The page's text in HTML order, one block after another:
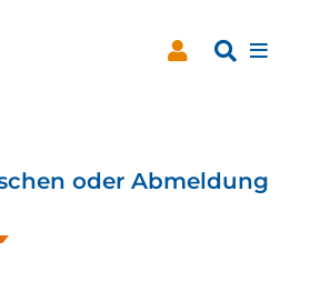
oder Abmeldung